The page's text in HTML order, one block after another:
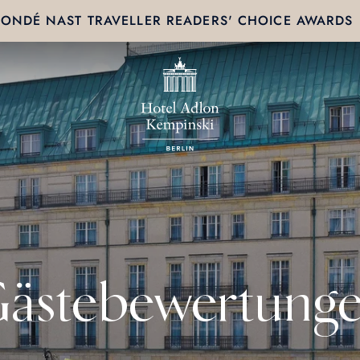
NAST TRAVELLER READERS' CHOICE AWARDS